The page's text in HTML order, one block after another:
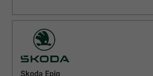
Skoda Epiq